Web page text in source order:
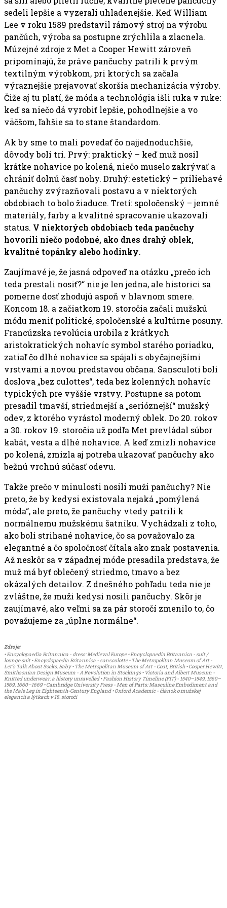
sedeli lepšie a vyzerali uhladenejšie. Keď William
Lee v roku 1589 predstavil rámový stroj na výrobu
pančúch, výroba sa postupne zrýchlila a zlacnela.
Múzejné zdroje z Met a Cooper Hewitt zároveň
pripomínajú, že práve pančuchy patrili k prvým
textilným výrobkom, pri ktorých sa začala
výraznejšie prejavovať skoršia mechanizácia výroby.
Čiže aj tu platí, že móda a technológia išli ruka v ruke:
keď sa niečo dá vyrobiť lepšie, pohodlnejšie a vo
väčšom, ľahšie sa to stane štandardom.
Ak by sme to mali povedať čo najjednoduchšie,
dôvody boli tri. Prvý: praktický – keď muž nosil
krátke nohavice po kolená, niečo muselo zakrývať a
chrániť dolnú časť nohy. Druhý: estetický – priliehavé
pančuchy zvýrazňovali postavu a v niektorých
obdobiach to bolo žiaduce. Tretí: spoločenský – jemné
materiály, farby a kvalitné spracovanie ukazovali
status. V niektorých obdobiach teda pančuchy
hovorili niečo podobné, ako dnes drahý oblek,
kvalitné topánky alebo hodinky.
Zaujímavé je, že jasná odpoveď na otázku „prečo ich
teda prestali nosiť?“ nie je len jedna, ale historici sa
pomerne dosť zhodujú aspoň v hlavnom smere.
Koncom 18. a začiatkom 19. storočia začali mužskú
módu meniť politické, spoločenské a kultúrne posuny.
Francúzska revolúcia urobila z krátkych
aristokratických nohavíc symbol starého poriadku,
zatiaľ čo dlhé nohavice sa spájali s obyčajnejšími
vrstvami a novou predstavou občana. Sansculoti boli
doslova „bez culottes“, teda bez kolenných nohavíc
typických pre vyššie vrstvy. Postupne sa potom
presadil tmavší, striedmejší a „serióznejší“ mužský
odev, z ktorého vyrástol moderný oblek. Do 20. rokov
a 30. rokov 19. storočia už podľa Met prevládal súbor
kabát, vesta a dlhé nohavice. A keď zmizli nohavice
po kolená, zmizla aj potreba ukazovať pančuchy ako
bežnú vrchnú súčasť odevu.
Takže prečo v minulosti nosili muži pančuchy? Nie
preto, že by kedysi existovala nejaká „pomýlená
móda“, ale preto, že pančuchy vtedy patrili k
normálnemu mužskému šatníku. Vychádzali z toho,
ako boli strihané nohavice, čo sa považovalo za
elegantné a čo spoločnosť čítala ako znak postavenia.
Až neskôr sa v západnej móde presadila predstava, že
muž má byť oblečený striedmo, tmavo a bez
okázalých detailov. Z dnešného pohľadu teda nie je
zvláštne, že muži kedysi nosili pančuchy. Skôr je
zaujímavé, ako veľmi sa za pár storočí zmenilo to, čo
považujeme za „úplne normálne“.
Zdroje:
• Encyclopaedia Britannica - dress: Medieval Europe • Encyclopaedia Britannica - suit /
lounge suit • Encyclopaedia Britannica - sansculotte • The Metropolitan Museum of Art -
Let’s Talk About Socks, Baby • The Metropolitan Museum of Art - Coat, British • Cooper Hewitt,
Smithsonian Design Museum - A Revolution in Stockings • Victoria and Albert Museum -
Knitted underwear: a history unravelled • Fashion History Timeline (FIT) - 1540–1549, 1560–
1569, 1660–1669 • Cambridge University Press - Men of Parts: Masculine Embodiment and
the Male Leg in Eighteenth-Century England • Oxford Academic - článok o mužskej
elegancii a lýtkach v 18. storočí